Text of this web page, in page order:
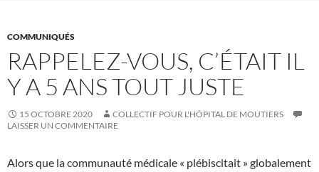
COMMUNIQUÉS
RAPPELEZ-VOUS, C’ÉTAIT IL
Y A 5 ANS TOUT JUSTE
15 OCTOBRE 2020
COLLECTIF POUR L'HÔPITAL DE MOUTIERS
LAISSER UN COMMENTAIRE
Alors que la communauté médicale « plébiscitait » globalement